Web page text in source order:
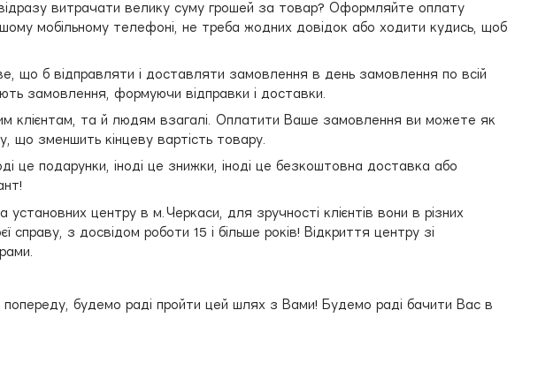
витрачати велику суму грошей за товар? Оформляйте оплату
мобільному телефоні, не треба жодних довідок або ходити кудись, щоб
що б відправляти і доставляти замовлення в день замовлення по всій
замовлення, формуючи відправки і доставки.
клієнтам, та й людям взагалі. Оплатити Ваше замовлення ви можете як
що зменшить кінцеву вартість товару.
це подарунки, іноді це знижки, іноді це безкоштовна доставка або
центру в м.Черкаси, для зручності клієнтів вони в різних
з досвідом роботи 15 і більше років! Відкриття центру зі
попереду, будемо раді пройти цей шлях з Вами! Будемо раді бачити Вас в